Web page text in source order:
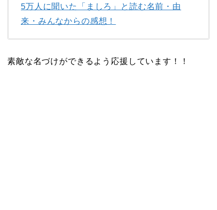
5万人に聞いた「ましろ」と読む名前・由
来・みんなからの感想！
素敵な名づけができるよう応援しています！！